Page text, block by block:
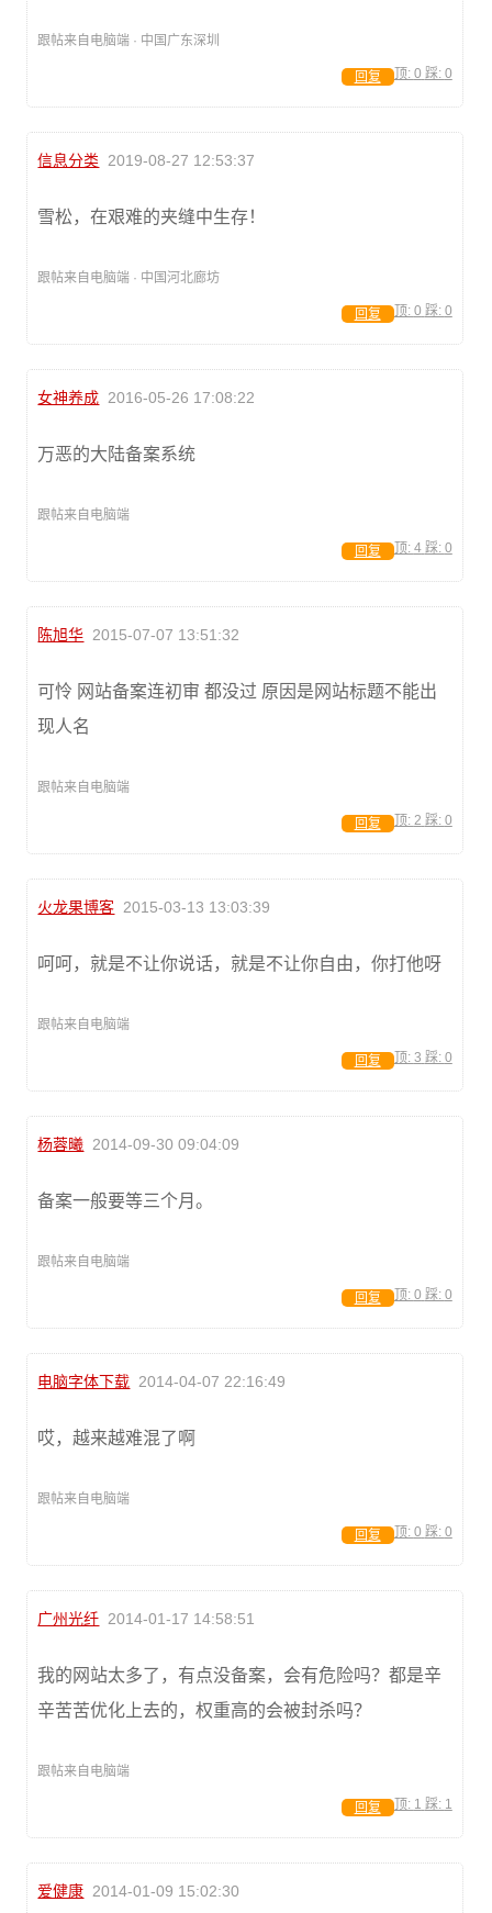
跟帖来自电脑端 · 中国广东深圳
顶: 0 踩: 0
回复
信息分类 2019-08-27 12:53:37
雪松，在艰难的夹缝中生存！
跟帖来自电脑端 · 中国河北廊坊
顶: 0 踩: 0
回复
女神养成 2016-05-26 17:08:22
万恶的大陆备案系统
跟帖来自电脑端
顶: 4 踩: 0
回复
陈旭华 2015-07-07 13:51:32
可怜 网站备案连初审 都没过 原因是网站标题不能出
现人名
跟帖来自电脑端
顶: 2 踩: 0
回复
火龙果博客 2015-03-13 13:03:39
呵呵，就是不让你说话，就是不让你自由，你打他呀
跟帖来自电脑端
顶: 3 踩: 0
回复
杨蓉曦 2014-09-30 09:04:09
备案一般要等三个月。
跟帖来自电脑端
顶: 0 踩: 0
回复
电脑字体下载 2014-04-07 22:16:49
哎，越来越难混了啊
跟帖来自电脑端
顶: 0 踩: 0
回复
广州光纤 2014-01-17 14:58:51
我的网站太多了，有点没备案，会有危险吗？都是辛
辛苦苦优化上去的，权重高的会被封杀吗？
跟帖来自电脑端
顶: 1 踩: 1
回复
爱健康 2014-01-09 15:02:30